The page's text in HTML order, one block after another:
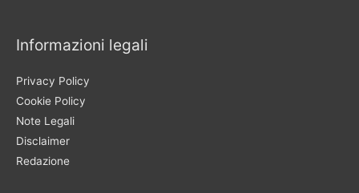
Informazioni legali
Privacy Policy
Cookie Policy
Note Legali
Disclaimer
Redazione